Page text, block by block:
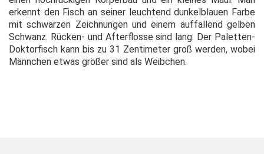
erkennt den Fisch an seiner leuchtend dunkelblauen Farbe
mit schwarzen Zeichnungen und einem auffallend gelben
Schwanz. Rücken- und Afterflosse sind lang. Der Paletten-
Doktorfisch kann bis zu 31 Zentimeter groß werden, wobei
Männchen etwas größer sind als Weibchen.